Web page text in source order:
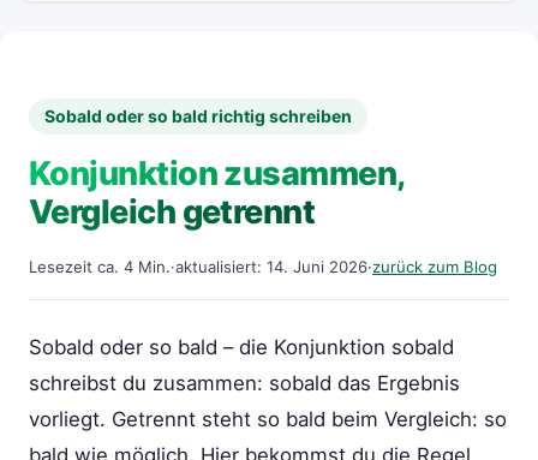
Sobald oder so bald richtig schreiben
Konjunktion zusammen,
Vergleich getrennt
Lesezeit ca. 4 Min.·aktualisiert: 14. Juni 2026·zurück zum Blog
Sobald oder so bald – die Konjunktion sobald
schreibst du zusammen: sobald das Ergebnis
vorliegt. Getrennt steht so bald beim Vergleich: so